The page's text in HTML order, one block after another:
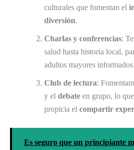
culturales que fomentan el
diversión.
Charlas y conferencias:
salud hasta historia local,
adultos mayores
Club de lectura:
y el debate en grupo, lo
propicia el compartir
Es seguro que un principiante